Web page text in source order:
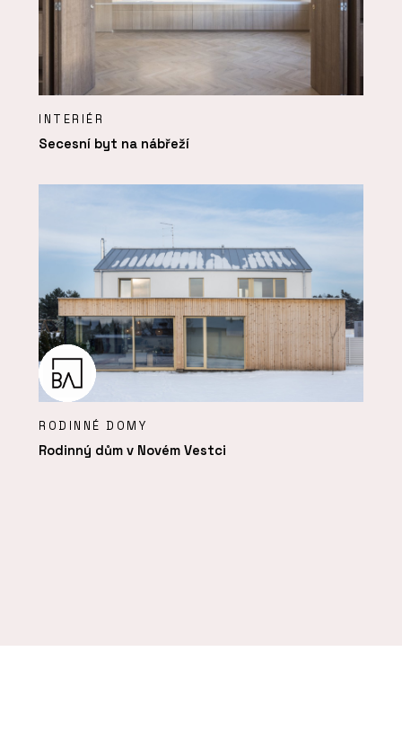
INTERIÉR
Secesní byt na nábřeží
RODINNÉ DOMY
Rodinný dům v Novém Vestci